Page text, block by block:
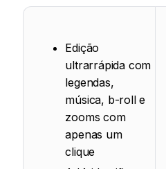
Edição
ultrarrápida com
legendas,
música, b-roll e
zooms com
apenas um
clique